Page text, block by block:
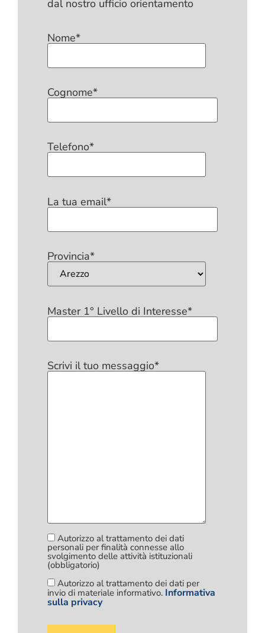
dal nostro ufficio orientamento
Nome*
Cognome*
Telefono*
La tua email*
Provincia*
Master 1° Livello di Interesse*
Scrivi il tuo messaggio*
Autorizzo al trattamento dei dati
personali per finalità connesse allo
svolgimento delle attività istituzionali
(obbligatorio)
Autorizzo al trattamento dei dati per
invio di materiale informativo. Informativa
sulla privacy
Si